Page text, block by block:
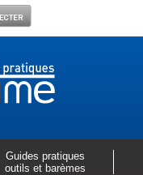
Guides pratiques
outils et barèmes